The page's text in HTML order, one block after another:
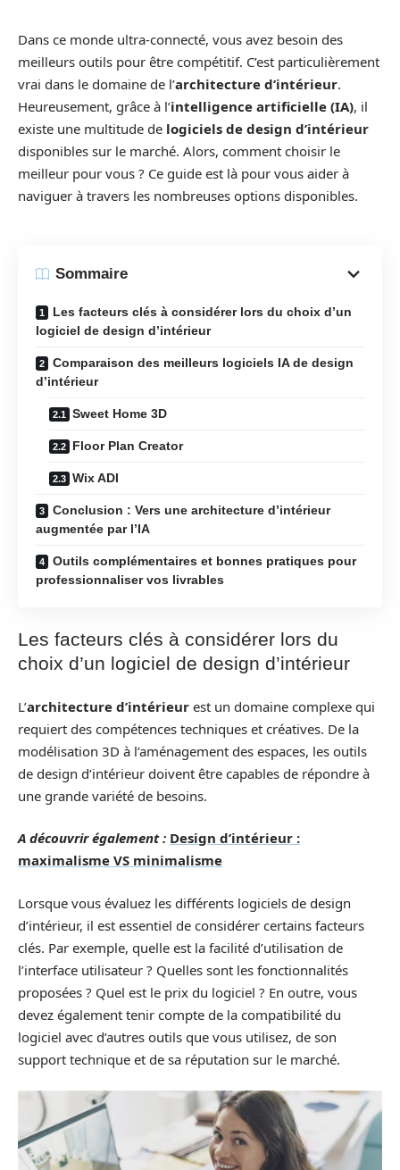
Dans ce monde ultra-connecté, vous avez besoin des
meilleurs outils pour être compétitif. C’est particulièrement
vrai dans le domaine de l’architecture d’intérieur.
Heureusement, grâce à l’intelligence artificielle (IA), il
existe une multitude de logiciels de design d’intérieur
disponibles sur le marché. Alors, comment choisir le
meilleur pour vous ? Ce guide est là pour vous aider à
naviguer à travers les nombreuses options disponibles.
Sommaire
Les facteurs clés à considérer lors du choix d’un
logiciel de design d’intérieur
Comparaison des meilleurs logiciels IA de design
d’intérieur
Sweet Home 3D
Floor Plan Creator
Wix ADI
Conclusion : Vers une architecture d’intérieur
augmentée par l’IA
Outils complémentaires et bonnes pratiques pour
professionnaliser vos livrables
Les facteurs clés à considérer lors du
choix d’un logiciel de design d’intérieur
L’architecture d’intérieur est un domaine complexe qui
requiert des compétences techniques et créatives. De la
modélisation 3D à l’aménagement des espaces, les outils
de design d’intérieur doivent être capables de répondre à
une grande variété de besoins.
A découvrir également : Design d’intérieur :
maximalisme VS minimalisme
Lorsque vous évaluez les différents logiciels de design
d’intérieur, il est essentiel de considérer certains facteurs
clés. Par exemple, quelle est la facilité d’utilisation de
l’interface utilisateur ? Quelles sont les fonctionnalités
proposées ? Quel est le prix du logiciel ? En outre, vous
devez également tenir compte de la compatibilité du
logiciel avec d’autres outils que vous utilisez, de son
support technique et de sa réputation sur le marché.